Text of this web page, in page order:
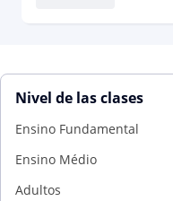
Nivel de las clases
Ensino Fundamental
Ensino Médio
Adultos